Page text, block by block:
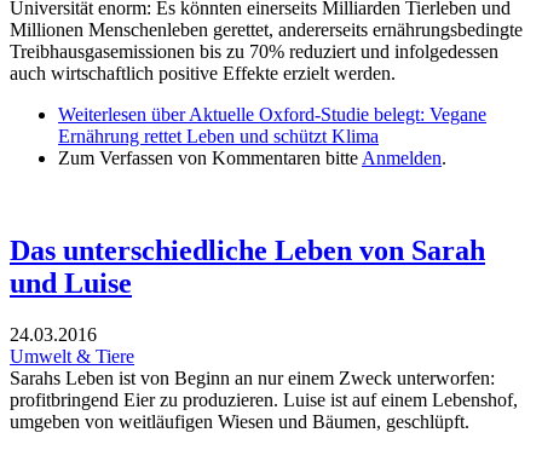
Universität enorm: Es könnten einerseits Milliarden Tierleben und
Millionen Menschenleben gerettet, andererseits ernährungsbedingte
Treibhausgasemissionen bis zu 70% reduziert und infolgedessen
auch wirtschaftlich positive Effekte erzielt werden.
Weiterlesen über Aktuelle Oxford-Studie belegt: Vegane
Ernährung rettet Leben und schützt Klima
Zum Verfassen von Kommentaren bitte Anmelden.
Das unterschiedliche Leben von Sarah
und Luise
24.03.2016
Umwelt & Tiere
Sarahs Leben ist von Beginn an nur einem Zweck unterworfen:
profitbringend Eier zu produzieren. Luise ist auf einem Lebenshof,
umgeben von weitläufigen Wiesen und Bäumen, geschlüpft.